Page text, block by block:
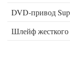
DVD-привод
Шлейф жесткого